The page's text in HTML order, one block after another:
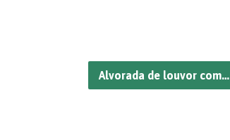
Alvorada de louvor com…